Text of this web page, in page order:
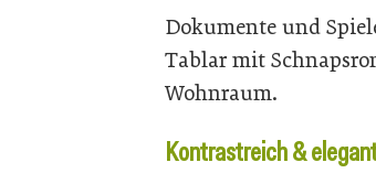
Dokumente und
Tablar mit
Wohnraum.
Kontrastreich &